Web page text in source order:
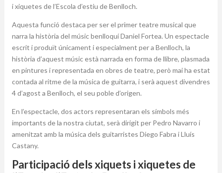
i xiquetes de l’Escola d’estiu de Benlloch.
Aquesta funció destaca per ser el primer teatre musical que
narra la història del músic benlloquí Daniel Fortea. Un espectacle
escrit i produït únicament i especialment per a Benlloch, la
història d’aquest músic està narrada en forma de llibre, plasmada
en pintures i representada en obres de teatre, però mai ha estat
contada al ritme de la música de guitarra, i serà aquest divendres
4 d’agost a Benlloch, el seu poble d’origen.
En l’espectacle, dos actors representaran els símbols més
importants de la nostra ciutat, serà dirigit per Pedro Navarro i
amenitzat amb la música dels guitarristes Diego Fabra i Lluís
Castany.
Participació dels xiquets i xiquetes de